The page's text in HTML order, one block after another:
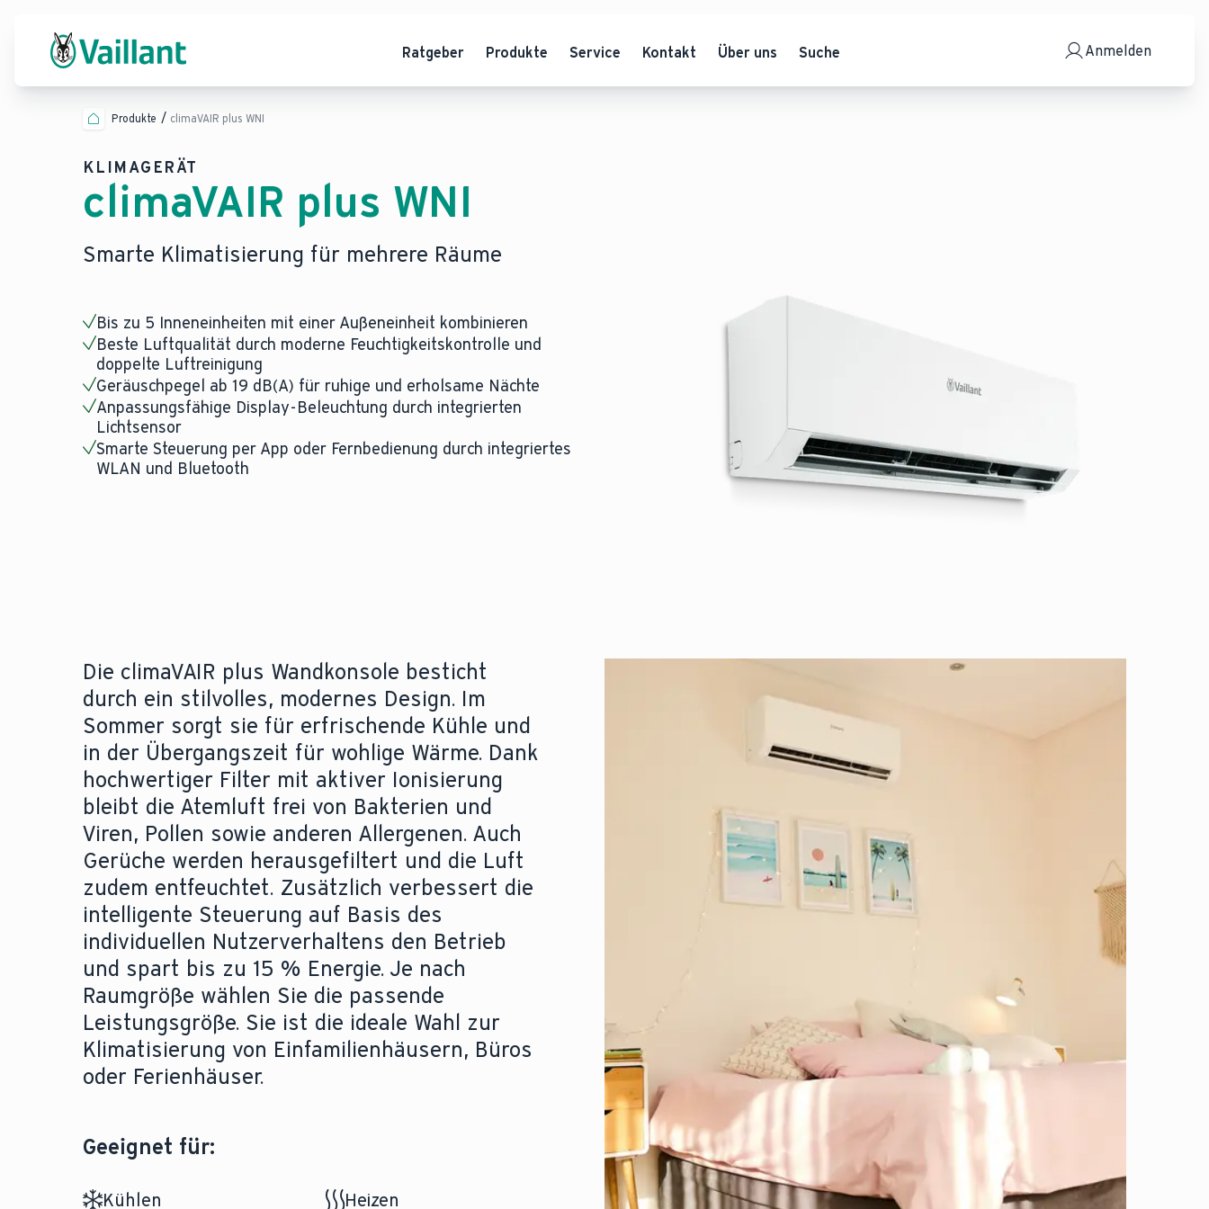
Ratgeber Produkte Service Kontakt Über uns Suche Anmelden
Produkte climaVAIR plus WNI
KLIMAGERÄT
climaVAIR plus WNI
Smarte Klimatisierung für mehrere Räume
Bis zu 5 Inneneinheiten mit einer Außeneinheit kombinieren
Beste Luftqualität durch moderne Feuchtigkeitskontrolle und
doppelte Luftreinigung
Geräuschpegel ab 19 dB(A) für ruhige und erholsame Nächte
Anpassungsfähige Display-Beleuchtung durch integrierten
Lichtsensor
Smarte Steuerung per App oder Fernbedienung durch integriertes
WLAN und Bluetooth
Die climaVAIR plus Wandkonsole besticht
durch ein stilvolles, modernes Design. Im
Sommer sorgt sie für erfrischende Kühle und
in der Übergangszeit für wohlige Wärme. Dank
hochwertiger Filter mit aktiver Ionisierung
bleibt die Atemluft frei von Bakterien und
Viren, Pollen sowie anderen Allergenen. Auch
Gerüche werden herausgefiltert und die Luft
zudem entfeuchtet. Zusätzlich verbessert die
intelligente Steuerung auf Basis des
individuellen Nutzerverhaltens den Betrieb
und spart bis zu 15 % Energie. Je nach
Raumgröße wählen Sie die passende
Leistungsgröße. Sie ist die ideale Wahl zur
Klimatisierung von Einfamilienhäusern, Büros
oder Ferienhäuser.
Geeignet für:
Kühlen Heizen